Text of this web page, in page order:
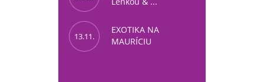
13.11.
EXOTIKA NA
MAURÍCIU